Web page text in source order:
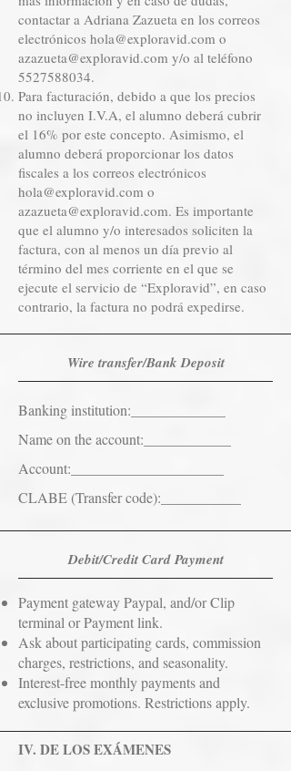
contactar a Adriana Zazueta en los correos
electrónicos hola@exploravid.com o
azazueta@exploravid.com y/o al teléfono
5527588034.
Para facturación, debido a que los precios
no incluyen I.V.A, el alumno deberá cubrir
el 16% por este concepto. Asimismo, el
alumno deberá proporcionar los datos
fiscales a los correos electrónicos
hola@exploravid.com o
azazueta@exploravid.com. Es importante
que el alumno y/o interesados soliciten la
factura, con al menos un día previo al
término del mes corriente en el que se
ejecute el servicio de “Exploravid”, en caso
contrario, la factura no podrá expedirse.
Wire transfer/Bank Deposit
Banking institution:_____________
Name on the account:____________
Account:_____________________
CLABE (Transfer code):___________
Debit/Credit Card Payment
Payment gateway Paypal, and/or Clip
terminal or Payment link.
Ask about participating cards, commission
charges, restrictions, and seasonality.
Interest-free monthly payments and
exclusive promotions. Restrictions apply.
IV. DE LOS EXÁMENES